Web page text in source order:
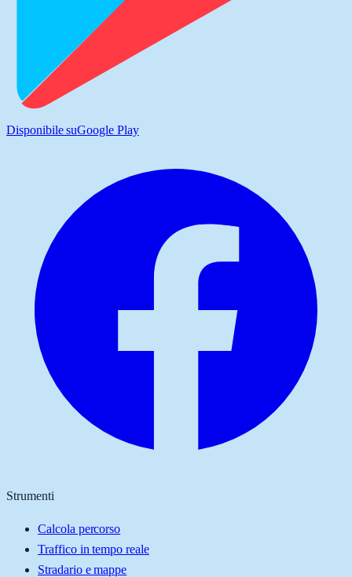
Disponibile suGoogle Play
Strumenti
Calcola percorso
Traffico in tempo reale
Stradario e mappe